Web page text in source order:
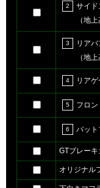
2
サイド
（地
3
リア
（地
4 リア
5 フロ
6 バット
GTブレーキ
オリジナル